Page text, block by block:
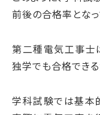
前後の合格率となっ
第二種電気工事士
独学でも合格できる
学科試験では基本